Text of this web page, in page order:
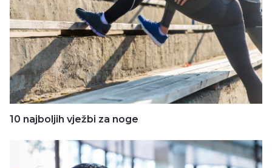
10 najboljih vježbi za noge